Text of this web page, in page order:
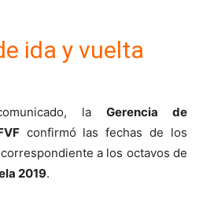
ida y vuelta
laGerencia de
confirmó las fechas de los
a los octavos de
2019.